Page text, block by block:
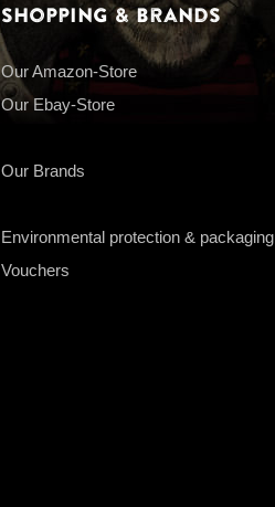
Shopping & Brands
Our Amazon-Store
Our Ebay-Store
Our Brands
Environmental protection & packaging
Vouchers